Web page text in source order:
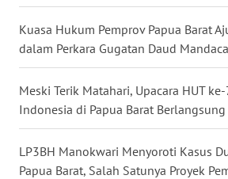
Kuasa Hukum Pemprov Papua Barat
dalam Perkara Gugatan Daud
Meski Terik Matahari, Upacara HUT
Indonesia di Papua Barat
LP3BH Manokwari Menyoroti Kasus
Papua Barat, Salah Satunya Proyek
WN
KALTARA
WN
KALSEL
WN
KALTIM